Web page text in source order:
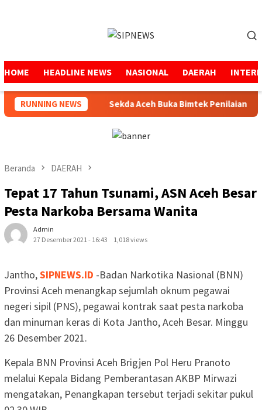
HOME HEADLINE NEWS NASIONAL DAERAH
RUNNING NEWS
dan BBM Sekda Aceh Buka Bimtek Penilaian
Beranda DAERAH
Tepat 17 Tahun Tsunami, ASN Aceh Besar
Pesta Narkoba Bersama Wanita
Admin
27 Desember 2021 - 16:43
1,018 views
Jantho,SIPNEWS.ID -Badan Narkotika Nasional (BNN)
Provinsi Aceh menangkap sejumlah oknum pegawai
negeri sipil (PNS), pegawai kontrak saat pesta narkoba
dan minuman keras di Kota Jantho, Aceh Besar. Minggu
26 Desember 2021.
Kepala BNN Provinsi Aceh Brigjen Pol Heru Pranoto
melalui Kepala Bidang Pemberantasan AKBP Mirwazi
mengatakan, Penangkapan tersebut terjadi sekitar pukul